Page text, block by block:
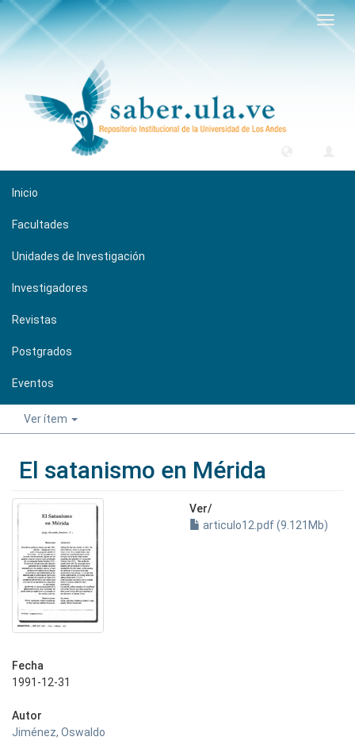
Inicio
Facultades
Unidades de Investigación
Investigadores
Revistas
Postgrados
Eventos
Ver ítem
El satanismo en Mérida
Ver/
articulo12.pdf (9.121Mb)
Fecha
1991-12-31
Autor
Jiménez, Oswaldo